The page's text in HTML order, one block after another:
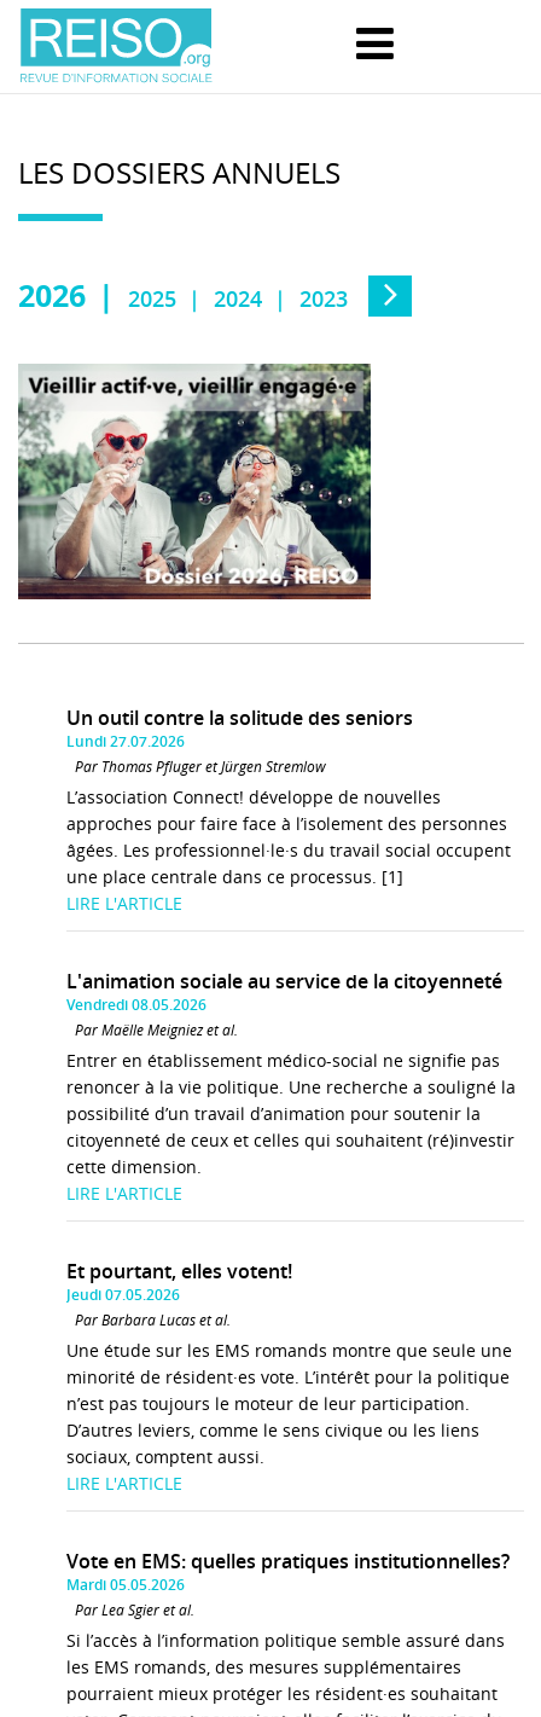
LES DOSSIERS ANNUELS
2026 2025 2024 2023
Un outil contre la solitude des seniors
Lundi 27.07.2026
Par Thomas Pfluger et Jürgen Stremlow
L’association Connect! développe de nouvelles
approches pour faire face à l’isolement des personnes
âgées. Les professionnel·le·s du travail social occupent
une place centrale dans ce processus. [1]
LIRE L'ARTICLE
L'animation sociale au service de la citoyenneté
Vendredi 08.05.2026
Par Maëlle Meigniez et al.
Entrer en établissement médico-social ne signifie pas
renoncer à la vie politique. Une recherche a souligné la
possibilité d’un travail d’animation pour soutenir la
citoyenneté de ceux et celles qui souhaitent (ré)investir
cette dimension.
LIRE L'ARTICLE
Et pourtant, elles votent!
Jeudi 07.05.2026
Par Barbara Lucas et al.
Une étude sur les EMS romands montre que seule une
minorité de résident·es vote. L’intérêt pour la politique
n’est pas toujours le moteur de leur participation.
D’autres leviers, comme le sens civique ou les liens
sociaux, comptent aussi.
LIRE L'ARTICLE
Vote en EMS: quelles pratiques institutionnelles?
Mardi 05.05.2026
Par Lea Sgier et al.
Si l’accès à l’information politique semble assuré dans
les EMS romands, des mesures supplémentaires
pourraient mieux protéger les résident·es souhaitant